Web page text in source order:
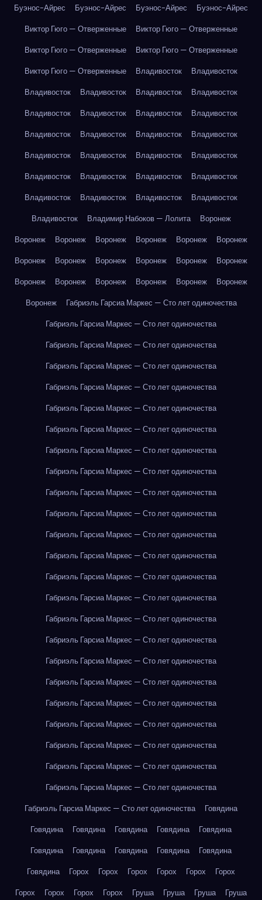
Буэнос-Айрес Буэнос-Айрес Буэнос-Айрес
Буэнос-Айрес
Виктор Гюго — Отверженные
Виктор Гюго — Отверженные
Виктор Гюго — Отверженные
Виктор Гюго — Отверженные
Виктор Гюго — Отверженные
Владивосток
Владивосток
Владивосток
Владивосток Владивосток
Владивосток
Владивосток
Владивосток Владивосток
Владивосток
Владивосток
Владивосток Владивосток
Владивосток
Владивосток
Владивосток Владивосток
Владивосток
Владивосток
Владивосток Владивосток
Владивосток
Владивосток
Владивосток Владивосток
Владивосток
Владивосток
Владимир Набоков — Лолита
Воронеж
Воронеж
Воронеж Воронеж Воронеж Воронеж
Воронеж
Воронеж
Воронеж Воронеж Воронеж Воронеж
Воронеж
Воронеж
Воронеж Воронеж Воронеж Воронеж
Воронеж
Воронеж
Габриэль Гарсиа Маркес — Сто лет одиночества
Габриэль Гарсиа Маркес — Сто лет одиночества
Габриэль Гарсиа Маркес — Сто лет одиночества
Габриэль Гарсиа Маркес — Сто лет одиночества
Габриэль Гарсиа Маркес — Сто лет одиночества
Габриэль Гарсиа Маркес — Сто лет одиночества
Габриэль Гарсиа Маркес — Сто лет одиночества
Габриэль Гарсиа Маркес — Сто лет одиночества
Габриэль Гарсиа Маркес — Сто лет одиночества
Габриэль Гарсиа Маркес — Сто лет одиночества
Габриэль Гарсиа Маркес — Сто лет одиночества
Габриэль Гарсиа Маркес — Сто лет одиночества
Габриэль Гарсиа Маркес — Сто лет одиночества
Габриэль Гарсиа Маркес — Сто лет одиночества
Габриэль Гарсиа Маркес — Сто лет одиночества
Габриэль Гарсиа Маркес — Сто лет одиночества
Габриэль Гарсиа Маркес — Сто лет одиночества
Габриэль Гарсиа Маркес — Сто лет одиночества
Габриэль Гарсиа Маркес — Сто лет одиночества
Габриэль Гарсиа Маркес — Сто лет одиночества
Габриэль Гарсиа Маркес — Сто лет одиночества
Габриэль Гарсиа Маркес — Сто лет одиночества
Габриэль Гарсиа Маркес — Сто лет одиночества
Габриэль Гарсиа Маркес — Сто лет одиночества
Габриэль Гарсиа Маркес — Сто лет одиночества
Говядина
Говядина
Говядина Говядина Говядина
Говядина
Говядина
Говядина Говядина Говядина
Говядина
Говядина
Горох Горох Горох Горох Горох
Горох
Горох
Горох Горох Горох Груша Груша Груша
Груша